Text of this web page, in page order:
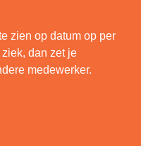
zien op datum op per
dan zet je
medewerker.